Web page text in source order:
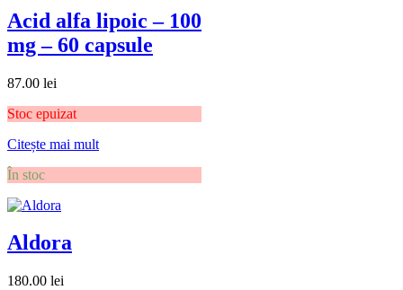
Acid alfa lipoic – 100
mg – 60 capsule
87.00 lei
Stoc epuizat
Citește mai mult
În stoc
Aldora
180.00 lei